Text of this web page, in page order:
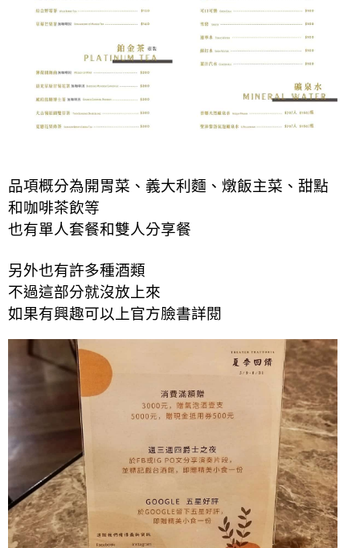
品項概分為開胃菜、義大利麵、燉飯主菜、甜點
和咖啡茶飲等
也有單人套餐和雙人分享餐
另外也有許多種酒類
不過這部分就沒放上來
如果有興趣可以上官方臉書詳閱